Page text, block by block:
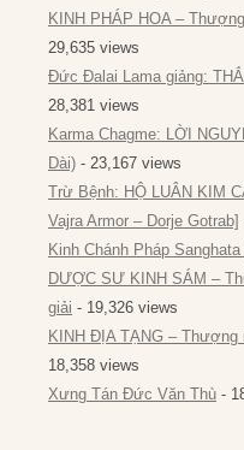
KINH PHÁP HOA –
29,635 views
Đức Đalai Lama giảng:
28,381 views
Karma Chagme: LỜI
Dài) - 23,167 views
Trừ Bệnh: HỘ LUÂN KIM
Vajra Armor – Dorje Gotrab]
Kinh Chánh Pháp Sanghata
DƯỢC SƯ KINH SÁM –
giải - 19,326 views
KINH ĐỊA TẠNG – Thượng
18,358 views
Xưng Tán Đức Văn Thù -